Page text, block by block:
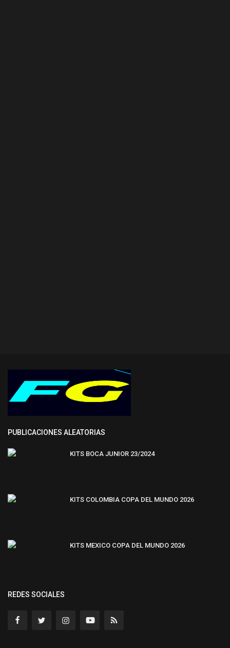
PUBLICACIONES ALEATORIAS
KITS BOCA JUNIOR 23/2024
KITS COLOMBIA COPA DEL MUNDO 2026
KITS MEXICO COPA DEL MUNDO 2026
REDES SOCIALES